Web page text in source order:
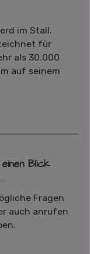
im Stall.
für
als 30.000
auf seinem
Blick
Fragen
auch anrufen